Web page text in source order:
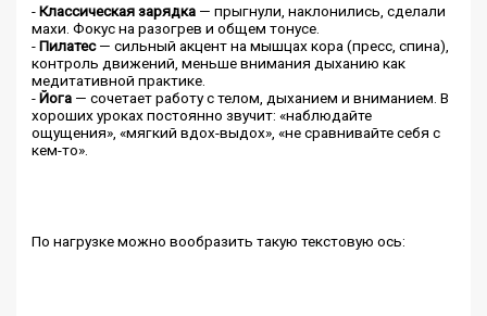
-Классическая зарядка — прыгнули, наклонились, сделали
махи. Фокус на разогрев и общем тонусе.
-Пилатес— сильный акцент на мышцах кора (пресс, спина),
контроль движений, меньше внимания дыханию как
медитативной практике.
-Йога — сочетает работу с телом, дыханием и вниманием. В
хороших уроках постоянно звучит: «наблюдайте
ощущения», «мягкий вдох-выдох», «не сравнивайте себя с
кем-то».
По нагрузке можно вообразить такую текстовую ось: